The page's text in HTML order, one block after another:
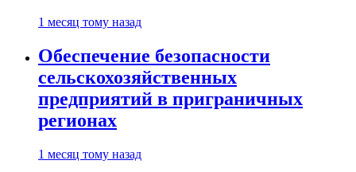
1 месяц тому назад
Обеспечение безопасности
сельскохозяйственных
предприятий в приграничных
регионах
1 месяц тому назад